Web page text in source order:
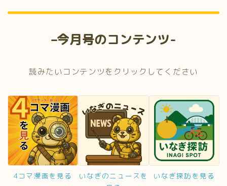
–今月号のコンテンツ-
読みたいコンテンツをクリックしてください
4コマ漫画を見る
いなぎのニュースを
いなぎ探訪を見る